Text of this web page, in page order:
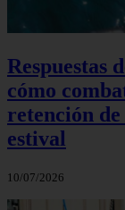
Respuestas
cómo
retención
estival
10/07/2026